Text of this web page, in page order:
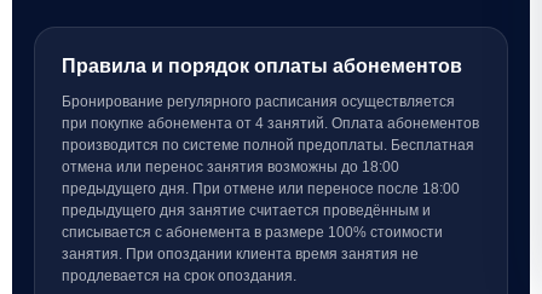
Правила и порядок оплаты абонементов
Бронирование регулярного расписания осуществляется
при покупке абонемента от 4 занятий. Оплата абонементов
производится по системе полной предоплаты. Бесплатная
отмена или перенос занятия возможны до 18:00
предыдущего дня. При отмене или переносе после 18:00
предыдущего дня занятие считается проведённым и
списывается с абонемента в размере 100% стоимости
занятия. При опоздании клиента время занятия не
продлевается на срок опоздания.